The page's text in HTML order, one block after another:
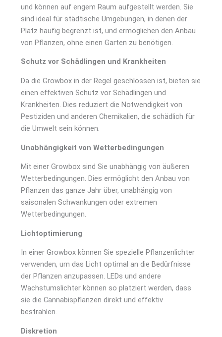
und können auf engem Raum aufgestellt werden. Sie
sind ideal für städtische Umgebungen, in denen der
Platz häufig begrenzt ist, und ermöglichen den Anbau
von Pflanzen, ohne einen Garten zu benötigen.
Schutz vor Schädlingen und Krankheiten
Da die Growbox in der Regel geschlossen ist, bieten sie
einen effektiven Schutz vor Schädlingen und
Krankheiten. Dies reduziert die Notwendigkeit von
Pestiziden und anderen Chemikalien, die schädlich für
die Umwelt sein können.
Unabhängigkeit von Wetterbedingungen
Mit einer Growbox sind Sie unabhängig von äußeren
Wetterbedingungen. Dies ermöglicht den Anbau von
Pflanzen das ganze Jahr über, unabhängig von
saisonalen Schwankungen oder extremen
Wetterbedingungen.
Lichtoptimierung
In einer Growbox können Sie spezielle Pflanzenlichter
verwenden, um das Licht optimal an die Bedürfnisse
der Pflanzen anzupassen. LEDs und andere
Wachstumslichter können so platziert werden, dass
sie die Cannabispflanzen direkt und effektiv
bestrahlen.
Diskretion